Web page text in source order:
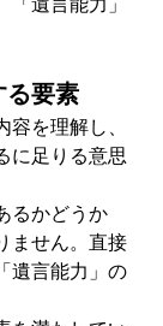
遺言能力」
る要素
を理解し、
に足りる意思
るかどうか
ません。直接
遺言能力」の